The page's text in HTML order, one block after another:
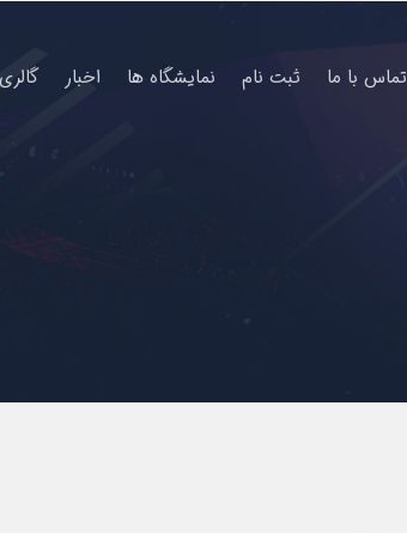
تماس با ما ثبت نام نمایشگاه ها اخبار